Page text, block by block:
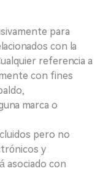
para
con la
referencia a
con fines
marca o
pero no
y
asociado con